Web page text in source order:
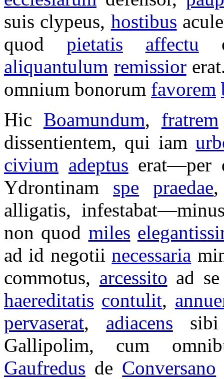
suis clypeus, hostibus
quod pietatis affectu
aliquantulum remissior
omnium bonorum favorem
Hic Boamundum, fratrem
dissentientem, qui iam
civium adeptus erat—per
Ydrontinam
spe praedae
alligatis, infestabat
non quod miles
ad id negotii necessaria
commotus, arcessito ad
haereditatis contulit,
pervaserat, adiacens
Gallipolim, cum
Gaufredus de Conversano